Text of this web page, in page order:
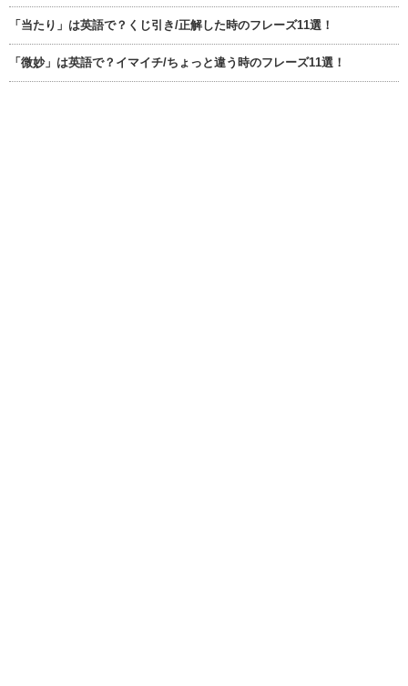
「当たり」は英語で？くじ引き/正解した時のフレーズ11選！
「微妙」は英語で？イマイチ/ちょっと違う時のフレーズ11選！